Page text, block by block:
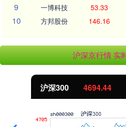
9 一博科技 53.33
10 方邦股份 146.16
沪深京行情 实
北证50 1134.24